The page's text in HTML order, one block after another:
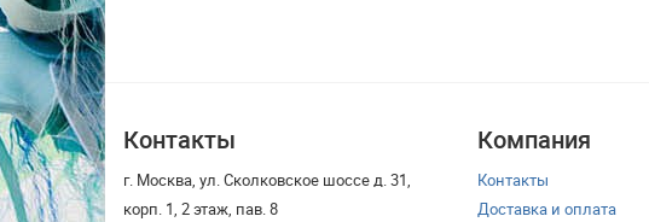
Контакты
г. Москва, ул. Сколковское шоссе д. 31,
корп. 1, 2 этаж, пав. 8
Компания
Контакты
Доставка и оплата